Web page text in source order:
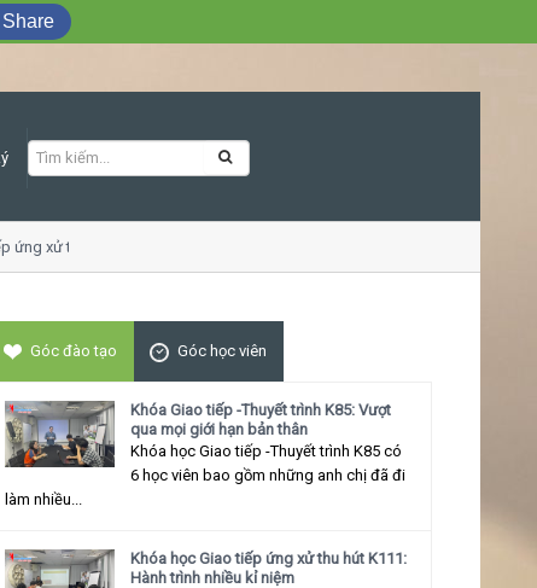
xử thu hút
Góc đào tạo Góc học viên
Khóa Giao tiếp -Thuyết trình K85: Vượt
qua mọi giới hạn bản thân
Khóa học Giao tiếp -Thuyết trình K85 có
6 học viên bao gồm những anh chị đã đi
làm nhiều...
Khóa học Giao tiếp ứng xử thu hút K111:
Hành trình nhiều kỉ niệm
Share